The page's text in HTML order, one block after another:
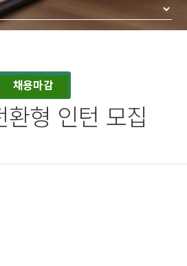
채용마감
환형 인턴 모집